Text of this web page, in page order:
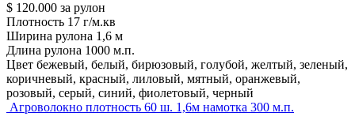
$ 120.000 за рулон
Плотность 17 г/м.кв
Ширина рулона 1,6 м
Длина рулона 1000 м.п.
Цвет бежевый, белый, бирюзовый, голубой, желтый, зеленый,
коричневый, красный, лиловый, мятный, оранжевый,
розовый, серый, синий, фиолетовый, черный
Агроволокно плотность 60 ш. 1,6м намотка 300 м.п.